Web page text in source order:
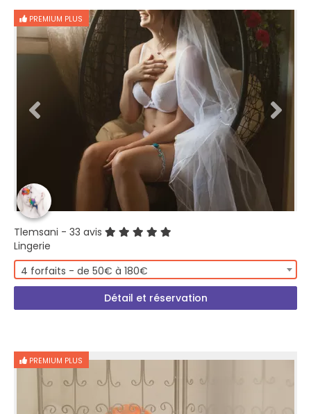
PREMIUM PLUS
Tlemsani - 33 avis
Lingerie
4 forfaits - de 50€ à 180€
Détail et réservation
PREMIUM PLUS